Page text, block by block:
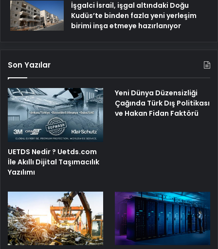
İşgalci İsrail, işgal altındaki Doğu
Kudüs’te binden fazla yeni yerleşim
birimi inşa etmeye hazırlanıyor
Son Yazılar
UETDS Nedir ? Uetds.com
İle Akıllı Dijital Taşımacılık
Yazılımı
Yeni Dünya Düzensizliği
Çağında Türk Dış Politikası
ve Hakan Fidan Faktörü